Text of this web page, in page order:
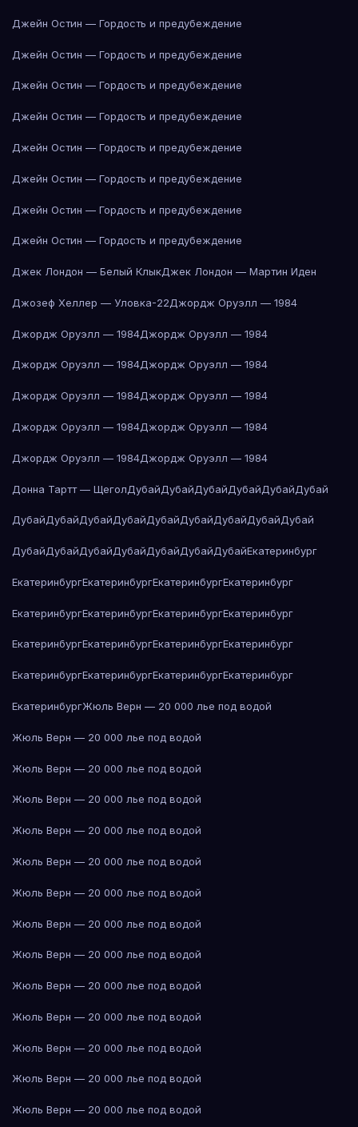
Джейн Остин — Гордость и предубеждение
Джейн Остин — Гордость и предубеждение
Джейн Остин — Гордость и предубеждение
Джейн Остин — Гордость и предубеждение
Джейн Остин — Гордость и предубеждение
Джейн Остин — Гордость и предубеждение
Джейн Остин — Гордость и предубеждение
Джейн Остин — Гордость и предубеждение
Джек Лондон — Белый КлыкДжек Лондон — Мартин Иден
Джозеф Хеллер — Уловка-22Джордж Оруэлл — 1984
Джордж Оруэлл — 1984Джордж Оруэлл — 1984
Джордж Оруэлл — 1984Джордж Оруэлл — 1984
Джордж Оруэлл — 1984Джордж Оруэлл — 1984
Джордж Оруэлл — 1984Джордж Оруэлл — 1984
Джордж Оруэлл — 1984Джордж Оруэлл — 1984
Донна Тартт — ЩеголДубайДубайДубайДубайДубайДубай
ДубайДубайДубайДубайДубайДубайДубайДубайДубай
ДубайДубайДубайДубайДубайДубайДубайЕкатеринбург
ЕкатеринбургЕкатеринбургЕкатеринбургЕкатеринбург
ЕкатеринбургЕкатеринбургЕкатеринбургЕкатеринбург
ЕкатеринбургЕкатеринбургЕкатеринбургЕкатеринбург
ЕкатеринбургЕкатеринбургЕкатеринбургЕкатеринбург
ЕкатеринбургЖюль Верн — 20 000 лье под водой
Жюль Верн — 20 000 лье под водой
Жюль Верн — 20 000 лье под водой
Жюль Верн — 20 000 лье под водой
Жюль Верн — 20 000 лье под водой
Жюль Верн — 20 000 лье под водой
Жюль Верн — 20 000 лье под водой
Жюль Верн — 20 000 лье под водой
Жюль Верн — 20 000 лье под водой
Жюль Верн — 20 000 лье под водой
Жюль Верн — 20 000 лье под водой
Жюль Верн — 20 000 лье под водой
Жюль Верн — 20 000 лье под водой
Жюль Верн — 20 000 лье под водой